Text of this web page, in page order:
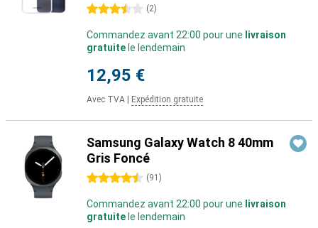
3.5 étoiles (2)
Commandez avant 22:00 pour une livraison
gratuite le lendemain
12,95 €
Avec TVA Expédition gratuite
Samsung Galaxy Watch 8 40mm
Gris Foncé
4.5 étoiles (91 )
Commandez avant 22:00 pour une livraison
gratuite le lendemain